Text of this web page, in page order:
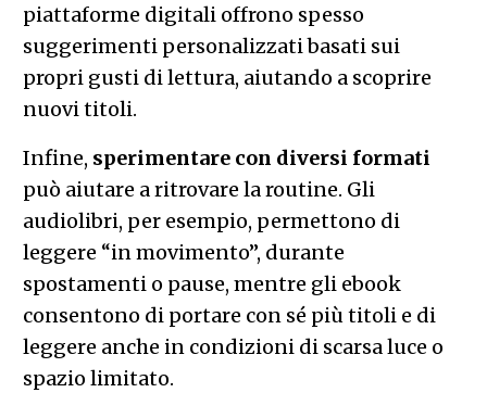
piattaforme digitali offrono spesso
suggerimenti personalizzati basati sui
propri gusti di lettura, aiutando a scoprire
nuovi titoli.
Infine, sperimentare con diversi formati
può aiutare a ritrovare la routine. Gli
audiolibri, per esempio, permettono di
leggere “in movimento”, durante
spostamenti o pause, mentre gli ebook
consentono di portare con sé più titoli e di
leggere anche in condizioni di scarsa luce o
spazio limitato.